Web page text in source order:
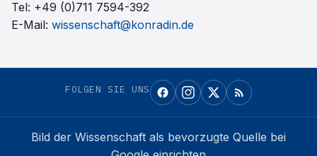
Tel: +49 (0)711 7594-392
E-Mail: wissenschaft@konradin.de
FOLGEN SIE UNS
Bild der Wissenschaft als bevorzugte Quelle bei